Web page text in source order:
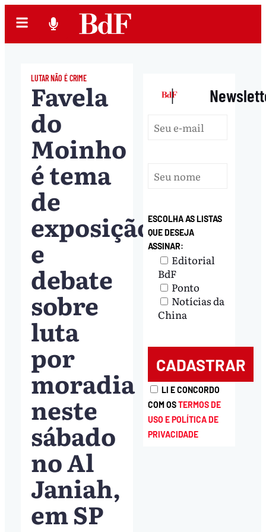
LUTAR NÃO É CRIME
Favela
do
Moinho
é tema
de
exposição
e
debate
sobre
luta
por
moradia
neste
sábado
no Al
Janiah,
em SP
|
ESCOLHA AS LISTAS
QUE DESEJA
ASSINAR:
Editorial
BdF
Ponto
Notícias da
China
LI E CONCORDO
COM OSTERMOS DE
USO E POLÍTICA DE
PRIVACIDADE